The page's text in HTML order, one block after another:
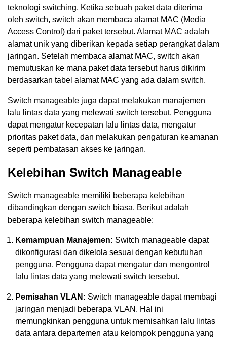
teknologi switching. Ketika sebuah paket data diterima
oleh switch, switch akan membaca alamat MAC (Media
Access Control) dari paket tersebut. Alamat MAC adalah
alamat unik yang diberikan kepada setiap perangkat dalam
jaringan. Setelah membaca alamat MAC, switch akan
memutuskan ke mana paket data tersebut harus dikirim
berdasarkan tabel alamat MAC yang ada dalam switch.
Switch manageable juga dapat melakukan manajemen
lalu lintas data yang melewati switch tersebut. Pengguna
dapat mengatur kecepatan lalu lintas data, mengatur
prioritas paket data, dan melakukan pengaturan keamanan
seperti pembatasan akses ke jaringan.
Kelebihan Switch Manageable
Switch manageable memiliki beberapa kelebihan
dibandingkan dengan switch biasa. Berikut adalah
beberapa kelebihan switch manageable:
Kemampuan Manajemen: Switch manageable dapat
dikonfigurasi dan dikelola sesuai dengan kebutuhan
pengguna. Pengguna dapat mengatur dan mengontrol
lalu lintas data yang melewati switch tersebut.
Pemisahan VLAN: Switch manageable dapat membagi
jaringan menjadi beberapa VLAN. Hal ini
memungkinkan pengguna untuk memisahkan lalu lintas
data antara departemen atau kelompok pengguna yang